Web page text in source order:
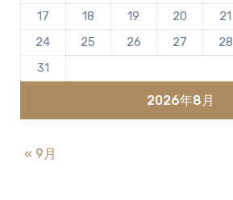
2026年8月
17
18 19 20 21
24
25 26 27 28
31
« 9月